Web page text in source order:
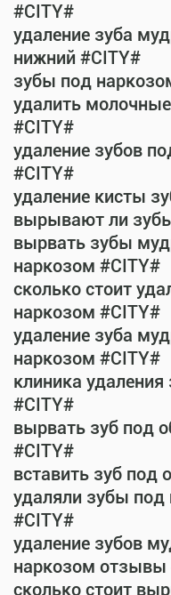
#CITY#
удаление зуба
нижний #CITY#
зубы под
удалить
#CITY#
удаление зубов
#CITY#
удаление кисты
вырывают ли
вырвать зубы
наркозом #CITY#
сколько стоит
наркозом #CITY#
удаление зуба
наркозом #CITY#
клиника
#CITY#
вырвать зуб под
#CITY#
вставить зуб
удаляли зубы
#CITY#
удаление зубов
наркозом отзывы
сколько стоит